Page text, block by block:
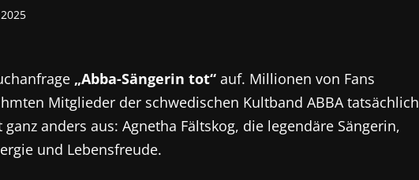
„Abba-Sängerin tot“ auf. Millionen von Fans
Mitglieder der schwedischen Kultband ABBA tatsächlich
anders aus: Agnetha Fältskog, die legendäre Sängerin,
und Lebensfreude.